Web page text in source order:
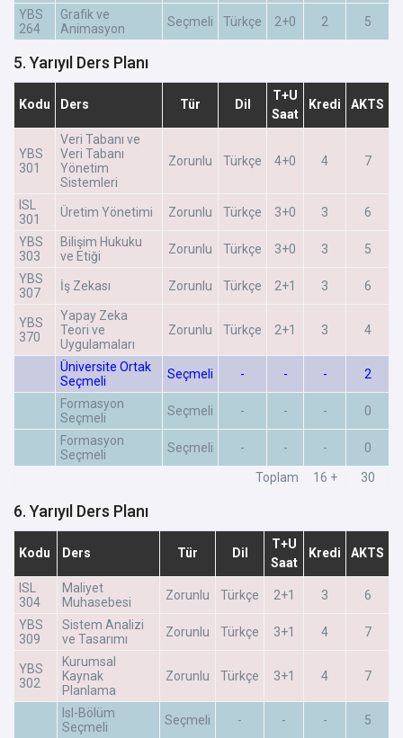
YBS
264
Grafik ve
Animasyon
Seçmeli Türkçe 2+0 2 5
5. Yarıyıl Ders Planı
Kodu Ders Tür Dil
T+U
Saat
Kredi AKTS
YBS
301
Veri Tabanı ve
Veri Tabanı
Yönetim
Sistemleri
Zorunlu Türkçe 4+0 4 7
ISL
301
Üretim Yönetimi Zorunlu Türkçe 3+0 3 6
YBS
303
Bilişim Hukuku
ve Etiği
Zorunlu Türkçe 3+0 3 5
YBS
307
İş Zekası Zorunlu Türkçe 2+1 3 6
YBS
370
Yapay Zeka
Teori ve
Uygulamaları
Zorunlu Türkçe 2+1 3 4
Üniversite Ortak
Seçmeli
Seçmeli - - - 2
Formasyon
Seçmeli
Seçmeli - - - 0
Formasyon
Seçmeli
Seçmeli - - - 0
Toplam 16 + 30
6. Yarıyıl Ders Planı
Kodu Ders Tür Dil
T+U
Saat
Kredi AKTS
ISL
304
Maliyet
Muhasebesi
Zorunlu Türkçe 2+1 3 6
YBS
309
Sistem Analizi
ve Tasarımı
Zorunlu Türkçe 3+1 4 7
YBS
302
Kurumsal
Kaynak
Planlama
Zorunlu Türkçe 3+1 4 7
Isl-Bölüm
Seçmeli
Seçmeli - - - 5